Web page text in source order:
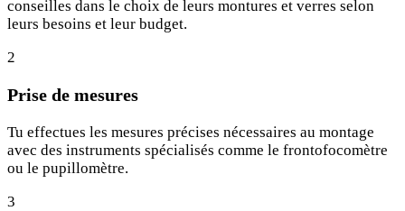
conseilles dans le choix de leurs montures et verres selon
leurs besoins et leur budget.
2
Prise de mesures
Tu effectues les mesures précises nécessaires au montage
avec des instruments spécialisés comme le frontofocomètre
ou le pupillomètre.
3